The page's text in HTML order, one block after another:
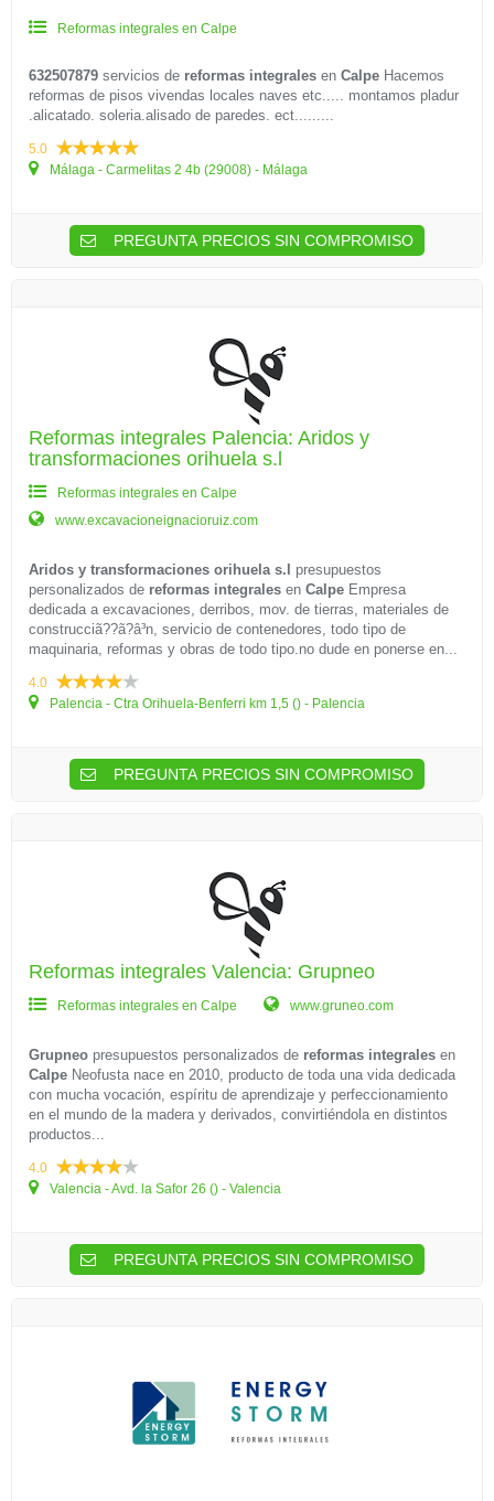
Reformas integrales en Calpe
632507879 servicios de reformas integrales en Calpe Hacemos
reformas de pisos vivendas locales naves etc..... montamos pladur
.alicatado. soleria.alisado de paredes. ect.........
5.0
Málaga - Carmelitas 2 4b (29008) - Málaga
PREGUNTA PRECIOS SIN COMPROMISO
Reformas integrales Palencia: Aridos y
transformaciones orihuela s.l
Reformas integrales en Calpe
www.excavacioneignacioruiz.com
Aridos y transformaciones orihuela s.l
presupuestos
personalizados de reformas integrales en Calpe Empresa
dedicada a excavaciones, derribos, mov. de tierras, materiales de
construcciã??ã?â³n, servicio de contenedores, todo tipo de
maquinaria, reformas y obras de todo tipo.no dude en ponerse en...
4.0
Palencia - Ctra Orihuela-Benferri km 1,5 () - Palencia
PREGUNTA PRECIOS SIN COMPROMISO
Reformas integrales Valencia: Grupneo
Reformas integrales en Calpe www.gruneo.com
Grupneo presupuestos personalizados de reformas integrales en
Calpe Neofusta nace en 2010, producto de toda una vida dedicada
con mucha vocación, espíritu de aprendizaje y perfeccionamiento
en el mundo de la madera y derivados, convirtiéndola en distintos
productos...
4.0
Valencia - Avd. la Safor 26 () - Valencia
PREGUNTA PRECIOS SIN COMPROMISO